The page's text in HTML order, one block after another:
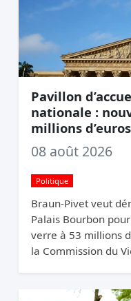
Pavillon
nationale :
millions d’euros
08 août 2026
Politique
Braun-Pivet veut
Palais Bourbon
verre à 53 millions
la Commission du